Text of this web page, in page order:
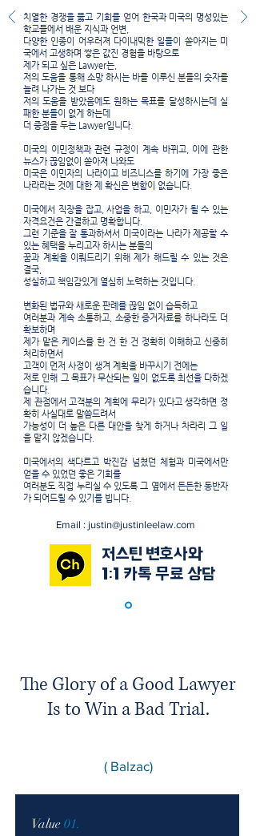
The Glory of a Good Lawyer
Is to Win a Bad Trial.
( Balzac)
치열한 경쟁을 뚫고 기회를 얻어 한국과 미국의 명성있는
학교들에서 배운 지식과 언변,
다양한 인종이 어우러져 다이내믹한 일들이 쏟아지는 미
국에서 고생하며 쌓은 값진 경험을 바탕으로
제가 되고 싶은 Lawyer는,
저의 도움을 통해 소망 하시는 바를 이루신 분들의 숫자를
늘려 나가는 것 보다
저의 도움을 받았음에도 원하는 목표를 달성하시는데 실
패한 분들이 없게 하는데
더 중점을 두는 Lawyer입니다.
미국의 이민정책과 관련 규정이 계속 바뀌고, 이에 관한
뉴스가 끊임없이 쏟아져 나와도
미국은 이민자의 나라이고 비즈니스를 하기에 가장 좋은
나라라는 것에 대한 제 확신은 변함이 없습니다.
미국에서 직장을 잡고, 사업을 하고, 이민자가 될 수 있는
자격요건은 간결하고 명확합니다.
​그런 기준을 잘 통과하셔서 미국이라는 나라가 제공할 수
있는 혜택을 누리고자 하시는 분들의
꿈과 계획을 이뤄드리기 위해 제가 해드릴 수 있는 것은
결국,
성실하고 책임감있게 열심히 노력하는 것입니다.
변화된 법규와 새로운 판례를 끊임 없이 습득하고
여러분과 계속 소통하고, 소중한 증거자료를 하나라도 더
확보하며
제가 맡은 케이스를 한 건 한 건 정확히 이해하고 신중히
처리하면서
고객이 먼저 사정이 생겨 계획을 바꾸시기 전에는
저로 인해 그 목표가 무산되는 일이 없도록 최선을 다하겠
습니다.
제 관점에서 고객분의 계획에 무리가 있다고 생각하면 정
확히 사실대로 말씀드려서
가능성이 더 높은 다른 대안을 찾게 하거나 차라리 그 일
을 맡지 않겠습니다.
미국에서의 색다르고 박진감 넘쳤던 체험과 미국에서만
얻을 수 있었던 좋은 기회를
여러분도 직접 누리실 수 있도록 그 옆에서 든든한 동반자
가 되어드릴 수 있기를 빕니다.
Email : justin@justinleelaw.com
저스틴 변호사와
1:1 카톡 무료 상담
Value 01.